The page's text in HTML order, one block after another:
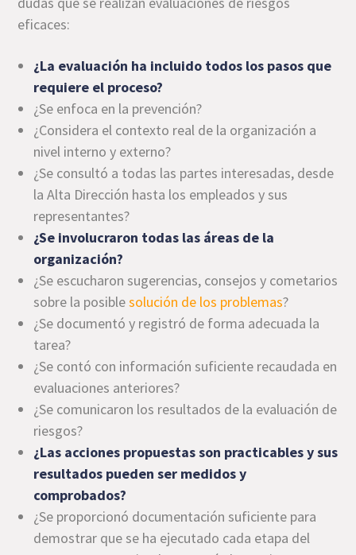
eficaces:
¿La evaluación ha incluido todos los pasos que
requiere el proceso?
¿Se enfoca en la prevención?
¿Considera el contexto real de la organización a
nivel interno y externo?
¿Se consultó a todas las partes interesadas, desde
la Alta Dirección hasta los empleados y sus
representantes?
¿Se involucraron todas las áreas de la
organización?
¿Se escucharon sugerencias, consejos y cometarios
sobre la posiblesolución de los problemas?
¿Se documentó y registró de forma adecuada la
tarea?
¿Se contó con información suficiente recaudada en
evaluaciones anteriores?
¿Se comunicaron los resultados de la evaluación de
riesgos?
¿Las acciones propuestas son practicables y sus
resultados pueden ser medidos y
comprobados?
¿Se proporcionó documentación suficiente para
demostrar que se ha ejecutado cada etapa del